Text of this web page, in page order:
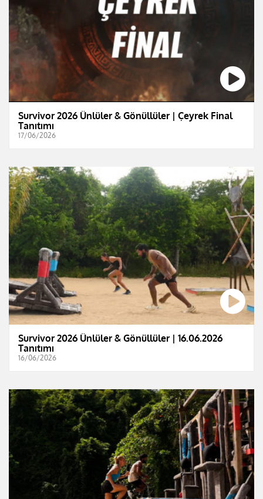
Survivor 2026 Ünlüler & Gönüllüler | Çeyrek Final
Tanıtımı
17/06/2026
Survivor 2026 Ünlüler & Gönüllüler | 16.06.2026
Tanıtımı
16/06/2026